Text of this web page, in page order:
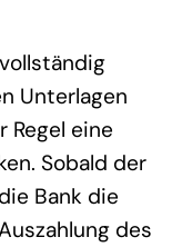
vollständig
Unterlagen
Regel eine
Sobald der
Bank die
des